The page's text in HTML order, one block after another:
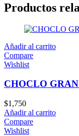
Productos
Añadir al carrito
Compare
Wishlist
CHOCLO
$1,750
Añadir al carrito
Compare
Wishlist